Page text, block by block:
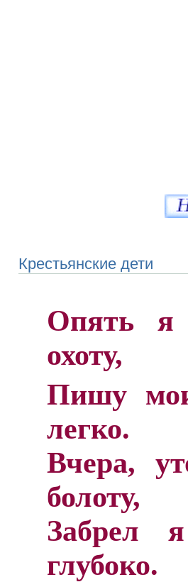
Крестьянские дети
Опять я
охоту,
Пишу
легко.
Вчера,
болоту,
Забрел
глубоко.